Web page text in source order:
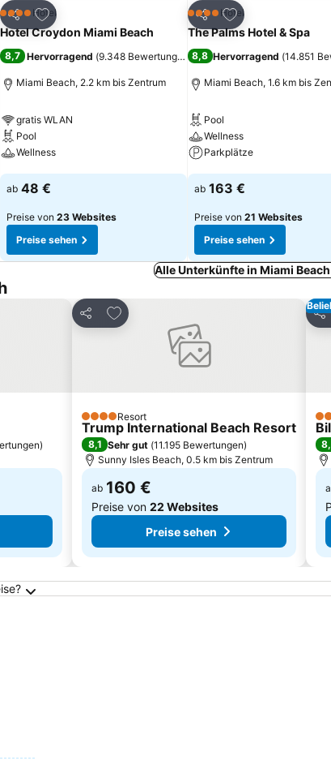
Teilen
Zu Favoriten hinzufügen
4 SterneHotel
Hotel Croydon Miami Beach
8,7 Hervorragend (9.348 Bewertungen)
Miami Beach, 2.2 km bis Zentrum
gratis WLAN
Pool
Wellness
Preise sehen
ab 48 €
Preise von 23 Websites
Preise sehen
Teilen
Zu Favoriten
4 SterneHotel
The Palms Hotel & Spa
8,8 Hervorragend (14.851
Miami Beach, 1.6 km bis
Pool
Wellness
Parkplätze
Preise sehen
ab 163 €
Preise von 21 Websites
Preise sehen
Alle Unterkünfte in Miami
)
Teilen
Zu Favoriten hinzufügen
4 SterneResort
Trump International Beach Resort
8,1 Sehr gut (11.195 Bewertungen)
Sunny Isles Beach, 0.5 km bis Zentrum
ab 160 €
Preise von 22 Websites
Preise sehen
5